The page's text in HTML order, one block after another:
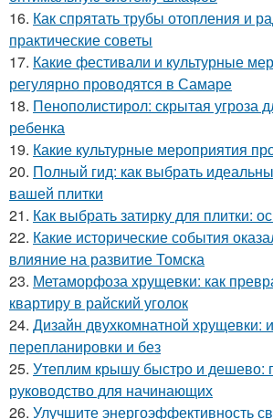
16. Как спрятать трубы отопления и
практические советы
17. Какие фестивали и культурные
регулярно проводятся в Самаре
18. Пенополистирол: скрытая угроза
ребенка
19. Какие культурные мероприятия
20. Полный гид: как выбрать
вашей плитки
21. Как выбрать затирку для плитки:
22. Какие исторические события
влияние на развитие Томска
23. Метаморфоза хрущевки: как
квартиру в райский уголок
24. Дизайн двухкомнатной хрущевки:
перепланировки и без
25. Утеплим крышу быстро и дешево:
руководство для начинающих
26. Улучшите энергоэффективность